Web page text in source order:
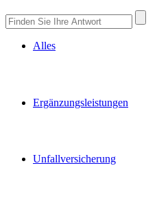
Alles
Ergänzungsleistungen
Unfallversicherung